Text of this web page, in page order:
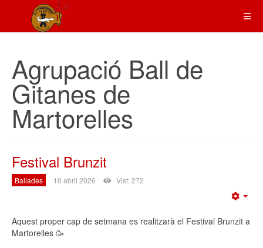
Agrupació Ball de
Gitanes de
Martorelles
Festival Brunzit
Ballades 10 abril 2026 Vist: 272
Aquest proper cap de setmana es realitzarà el Festival Brunzit a
Martorelles 🥳